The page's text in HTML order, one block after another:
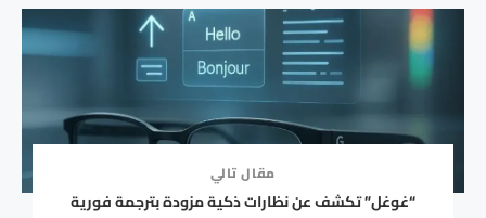
مقال تالي
“غوغل” تكشف عن نظارات ذكية مزودة بترجمة فورية